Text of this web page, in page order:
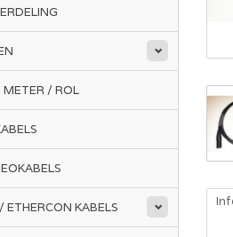
METER / ROL
ETHERCON KABELS